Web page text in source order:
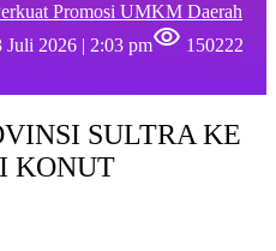
Promosi UMKM Daerah
Juli 2026 | 2:03 pm 150222
SULTRA KE
KONUT